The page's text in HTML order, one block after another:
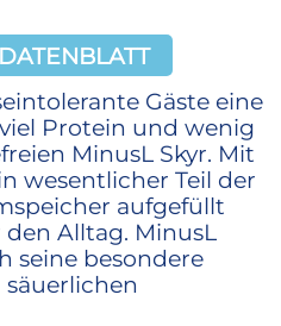
Gäste eine
Protein und wenig
MinusL Skyr. Mit
wesentlicher Teil der
aufgefüllt
Alltag. MinusL
seine besondere